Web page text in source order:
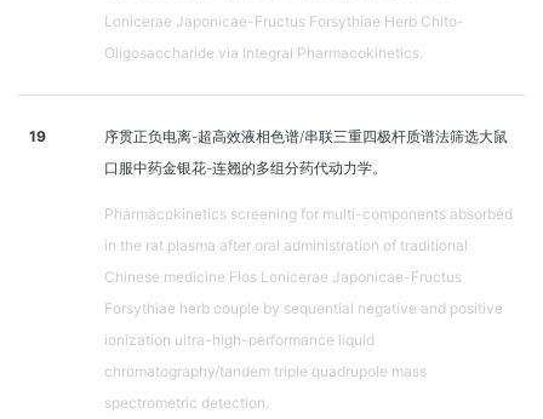
Lonicerae Japonicae-Fructus Forsythiae Herb Chito-
Oligosaccharide via Integral Pharmacokinetics.
19
序贯正负电离-超高效液相色谱/串联三重四极杆质谱法筛选大鼠
口服中药金银花-连翘的多组分药代动力学。
Pharmacokinetics screening for multi-components absorbed
in the rat plasma after oral administration of traditional
Chinese medicine Flos Lonicerae Japonicae-Fructus
Forsythiae herb couple by sequential negative and positive
ionization ultra-high-performance liquid
chromatography/tandem triple quadrupole mass
spectrometric detection.